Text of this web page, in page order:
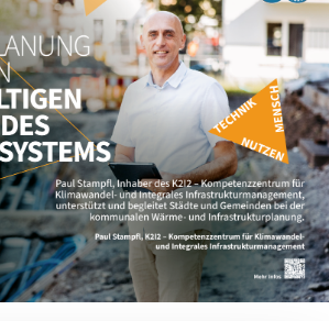
SERVICE
KONTAKT
NEWS
PRÜFING
WETTBEWERBE